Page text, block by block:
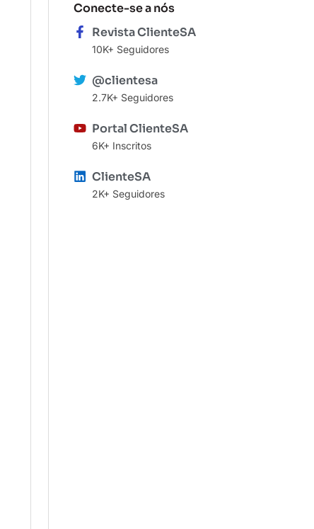
Conecte-se a nós
Revista ClienteSA
10K+ Seguidores
@clientesa
2.7K+ Seguidores
Portal ClienteSA
6K+ Inscritos
ClienteSA
2K+ Seguidores